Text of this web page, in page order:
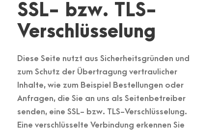
SSL- bzw. TLS-
Verschlüsselung
Diese Seite nutzt aus Sicherheitsgründen und
zum Schutz der Übertragung vertraulicher
Inhalte, wie zum Beispiel Bestellungen oder
Anfragen, die Sie an uns als Seitenbetreiber
senden, eine SSL- bzw. TLS-Verschlüsselung.
Eine verschlüsselte Verbindung erkennen Sie